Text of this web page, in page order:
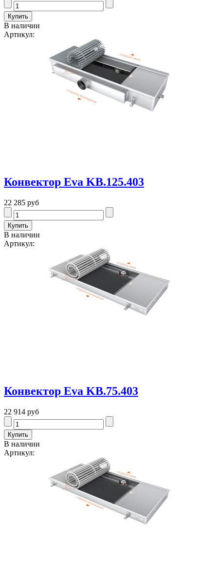
В наличии
Артикул:
Конвектор Eva KB.125.403
22 285 руб
В наличии
Артикул:
Конвектор Eva KB.75.403
22 914 руб
В наличии
Артикул: